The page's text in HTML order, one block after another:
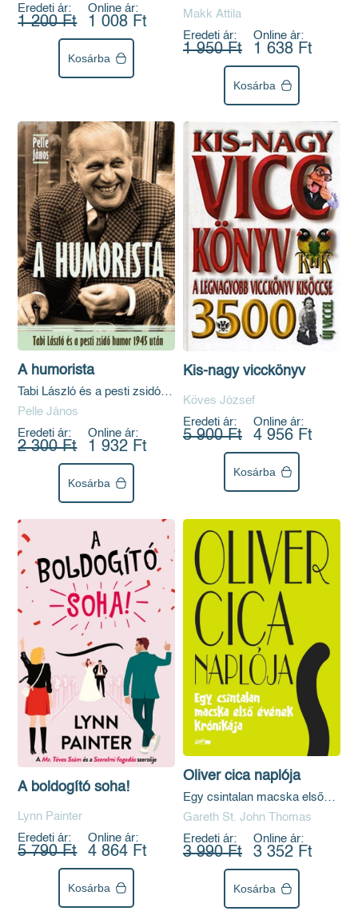
Eredeti ár:
1 200 Ft
Online ár:
1 008 Ft
Kosárba
Makk Attila
Eredeti ár:
1 950 Ft
Online ár:
1 638 Ft
Kosárba
A humorista
Tabi László és a pesti zsidó
humor 1945 után
Pelle János
Eredeti ár:
2 300 Ft
Online ár:
1 932 Ft
Kosárba
Kis-nagy vicckönyv
Köves József
Eredeti ár:
5 900 Ft
Online ár:
4 956 Ft
Kosárba
A boldogító soha!
Lynn Painter
Eredeti ár:
5 790 Ft
Online ár:
4 864 Ft
Kosárba
Oliver cica naplója
Egy csintalan macska első
évének krónikája
Gareth St. John Thomas
Eredeti ár:
3 990 Ft
Online ár:
3 352 Ft
Kosárba